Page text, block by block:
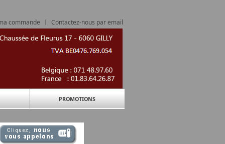
Contactez-nous par email
|
commande
PROMOTIONS